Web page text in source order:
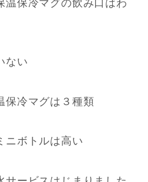
保冷マグの飲み口はわ
ない
保冷マグは３種類
ニボトルは高い